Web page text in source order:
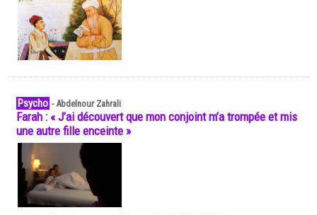
Psycho -Abdelnour Zahrali
Farah : « J’ai découvert que mon conjoint m’a trompée et mis
une autre fille enceinte »